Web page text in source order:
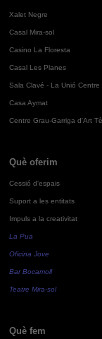
Xalet Negre
Casal Mira-sol
Casino La Floresta
Casal Les Planes
Sala Clavé - La Unió Centre
Casa Aymat
Centre Grau-Garriga d'Art
Què oferim
Cessió d'espais
Suport a les entitats
Impuls a la creativitat
La Pua
Oficina Jove
Bar Bocamoll
Teatre Mira-sol
Què fem